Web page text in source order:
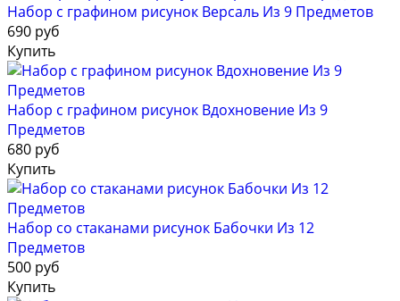
Набор с графином рисунок Версаль Из 9 Предметов
690 руб
Купить
Набор с графином рисунок Вдохновение Из 9
Предметов
680 руб
Купить
Набор со стаканами рисунок Бабочки Из 12
Предметов
500 руб
Купить